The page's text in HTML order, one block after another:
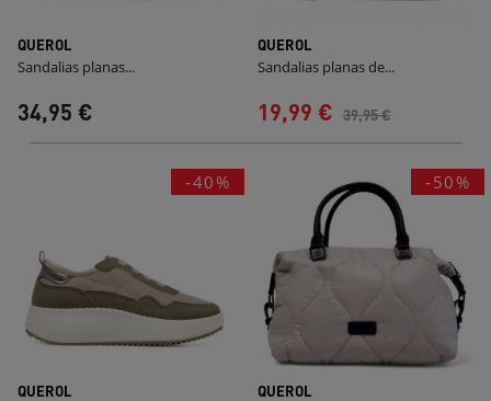
QUEROL
Sandalias planas...
34,95 €
QUEROL
Sandalias planas de...
19,99 € 39,95 €
-40%
QUEROL
-50%
QUEROL